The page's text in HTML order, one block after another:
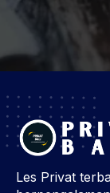
Les Privat